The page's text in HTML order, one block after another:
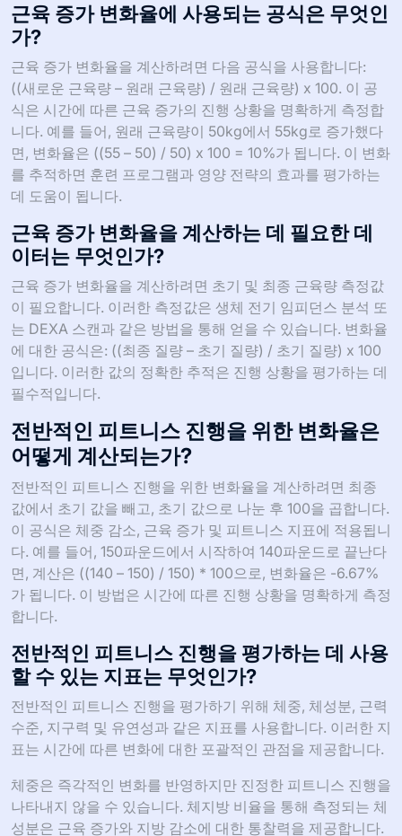
근육 증가 변화율에 사용되는 공식은 무엇인
가?
근육 증가 변화율을 계산하려면 다음 공식을 사용합니다:
((새로운 근육량 – 원래 근육량) / 원래 근육량) x 100. 이 공
식은 시간에 따른 근육 증가의 진행 상황을 명확하게 측정합
니다. 예를 들어, 원래 근육량이 50kg에서 55kg로 증가했다
면, 변화율은 ((55 – 50) / 50) x 100 = 10%가 됩니다. 이 변화
를 추적하면 훈련 프로그램과 영양 전략의 효과를 평가하는
데 도움이 됩니다.
근육 증가 변화율을 계산하는 데 필요한 데
이터는 무엇인가?
근육 증가 변화율을 계산하려면 초기 및 최종 근육량 측정값
이 필요합니다. 이러한 측정값은 생체 전기 임피던스 분석 또
는 DEXA 스캔과 같은 방법을 통해 얻을 수 있습니다. 변화율
에 대한 공식은: ((최종 질량 – 초기 질량) / 초기 질량) x 100
입니다. 이러한 값의 정확한 추적은 진행 상황을 평가하는 데
필수적입니다.
전반적인 피트니스 진행을 위한 변화율은
어떻게 계산되는가?
전반적인 피트니스 진행을 위한 변화율을 계산하려면 최종
값에서 초기 값을 빼고, 초기 값으로 나눈 후 100을 곱합니다.
이 공식은 체중 감소, 근육 증가 및 피트니스 지표에 적용됩니
다. 예를 들어, 150파운드에서 시작하여 140파운드로 끝난다
면, 계산은 ((140 – 150) / 150) * 100으로, 변화율은 -6.67%
가 됩니다. 이 방법은 시간에 따른 진행 상황을 명확하게 측정
합니다.
전반적인 피트니스 진행을 평가하는 데 사용
할 수 있는 지표는 무엇인가?
전반적인 피트니스 진행을 평가하기 위해 체중, 체성분, 근력
수준, 지구력 및 유연성과 같은 지표를 사용합니다. 이러한 지
표는 시간에 따른 변화에 대한 포괄적인 관점을 제공합니다.
체중은 즉각적인 변화를 반영하지만 진정한 피트니스 진행을
나타내지 않을 수 있습니다. 체지방 비율을 통해 측정되는 체
성분은 근육 증가와 지방 감소에 대한 통찰력을 제공합니다.